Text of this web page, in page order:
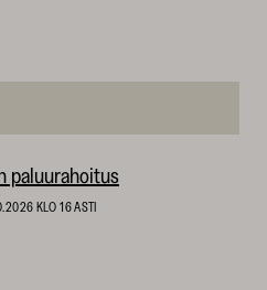
paluurahoitus
KLO 16 ASTI